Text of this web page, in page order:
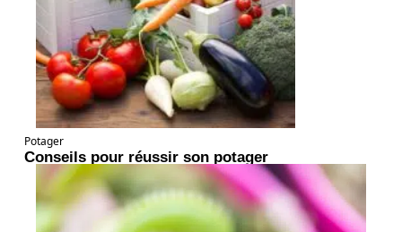
Potager
Conseils pour réussir son potager